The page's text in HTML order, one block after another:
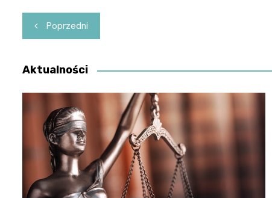
Nawigacja
wpisu
Poprzedni
Aktualności